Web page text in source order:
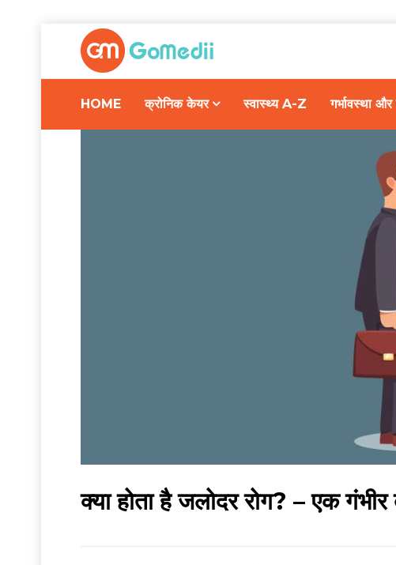
HOME क्रोनिक केयर स्वास्थ्य A-Z गर्भावस्था और
क्या होता है जलोदर रोग? – एक गंभीर